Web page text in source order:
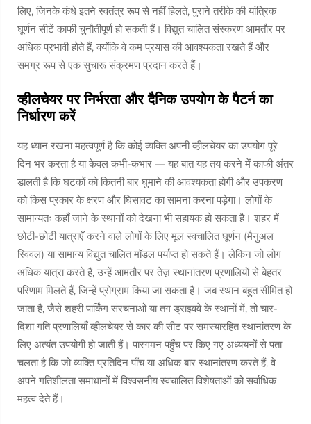
लिए, जिनके कंधे इतने स्वतंत्र रूप से नहीं हिलते, पुराने तरीके की यांत्रिक
घूर्णन सीटें काफी चुनौतीपूर्ण हो सकती हैं। विद्युत चालित संस्करण आमतौर पर
अधिक प्रभावी होते हैं, क्योंकि वे कम प्रयास की आवश्यकता रखते हैं और
समग्र रूप से एक सुचारू संक्रमण प्रदान करते हैं।
व्हीलचेयर पर निर्भरता और दैनिक उपयोग के पैटर्न का
निर्धारण करें
यह ध्यान रखना महत्वपूर्ण है कि कोई व्यक्ति अपनी व्हीलचेयर का उपयोग पूरे
दिन भर करता है या केवल कभी-कभार — यह बात यह तय करने में काफी अंतर
डालती है कि घटकों को कितनी बार घुमाने की आवश्यकता होगी और उपकरण
को किस प्रकार के क्षरण और घिसावट का सामना करना पड़ेगा। लोगों के
सामान्यतः कहाँ जाने के स्थानों को देखना भी सहायक हो सकता है। शहर में
छोटी-छोटी यात्राएँ करने वाले लोगों के लिए मूल स्वचालित घूर्णन (मैनुअल
स्विवल) या सामान्य विद्युत चालित मॉडल पर्याप्त हो सकते हैं। लेकिन जो लोग
अधिक यात्रा करते हैं, उन्हें आमतौर पर तेज़ स्थानांतरण प्रणालियों से बेहतर
परिणाम मिलते हैं, जिन्हें प्रोग्राम किया जा सकता है। जब स्थान बहुत सीमित हो
जाता है, जैसे शहरी पार्किंग संरचनाओं या तंग ड्राइववे के स्थानों में, तो चार-
दिशा गति प्रणालियाँ व्हीलचेयर से कार की सीट पर समस्यारहित स्थानांतरण के
लिए अत्यंत उपयोगी हो जाती हैं। पारगमन पहुँच पर किए गए अध्ययनों से पता
चलता है कि जो व्यक्ति प्रतिदिन पाँच या अधिक बार स्थानांतरण करते हैं, वे
अपने गतिशीलता समाधानों में विश्वसनीय स्वचालित विशेषताओं को सर्वाधिक
महत्व देते हैं।